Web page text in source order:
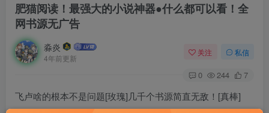
肥猫阅读！最强大的小说神器●什么都可以看！全
网书源无广告
淼炎
4年前更新
关注 私信
0 244 7
飞卢啥的根本不是问题[玫瑰]几千个书源简直无敌！[真棒]